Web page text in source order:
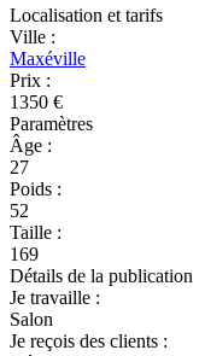
Localisation et tarifs
Ville :
Maxéville
Prix :
1350 €
Paramètres
Âge :
27
Poids :
52
Taille :
169
Détails de la publication
Je travaille :
Salon
Je reçois des clients :